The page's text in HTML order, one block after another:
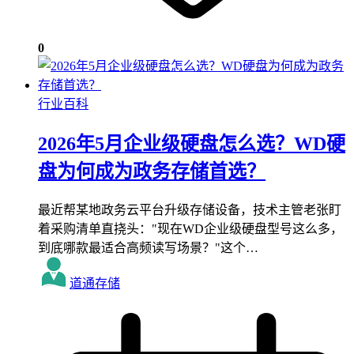
0
行业百科
2026年5月企业级硬盘怎么选？WD硬
盘为何成为政务存储首选？
最近帮某地政务云平台升级存储设备，技术主管老张盯
着采购清单直挠头："现在WD企业级硬盘型号这么多，
到底哪款最适合高频读写场景？"这个…
道通存储